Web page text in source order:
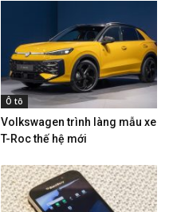
Ô tô
Volkswagen trình làng mẫu xe
T-Roc thế hệ mới